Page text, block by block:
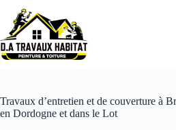
contenu
Travaux d’entretien et de couverture à
en Dordogne et dans le Lot